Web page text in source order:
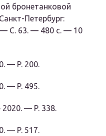
бронетанковой
Петербург:
— С. 63. — 480 с. — 10
— P. 200.
— P. 495.
— P. 338.
— P. 517.